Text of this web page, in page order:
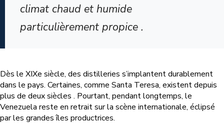
climat chaud et humide
particulièrement propice .
Dès le XIXe siècle, des distilleries s’implantent durablement
dans le pays. Certaines, comme Santa Teresa, existent depuis
plus de deux siècles . Pourtant, pendant longtemps, le
Venezuela reste en retrait sur la scène internationale, éclipsé
par les grandes îles productrices.